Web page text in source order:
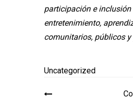
participación e
entretenimiento,
comunitarios, públicos y
Uncategorized
Navegación